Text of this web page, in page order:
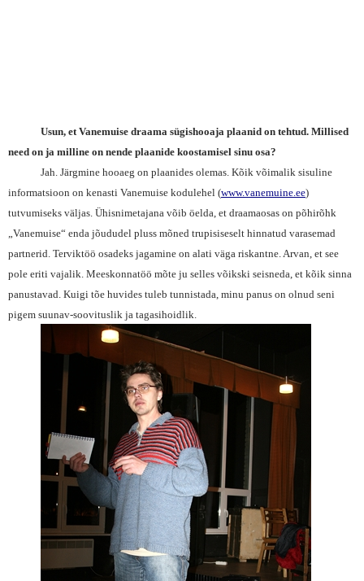
Usun, et Vanemuise draama sügishooaja plaanid on tehtud. Millised
need on ja milline on nende plaanide koostamisel sinu osa?
Jah. Järgmine hooaeg on plaanides olemas. Kõik võimalik sisuline
informatsioon on kenasti Vanemuise kodulehel (www.vanemuine.ee)
tutvumiseks väljas. Ühisnimetajana võib öelda, et draamaosas on põhirõhk
„Vanemuise“ enda jõududel pluss mõned trupisiseselt hinnatud varasemad
partnerid. Terviktöö osadeks jagamine on alati väga riskantne. Arvan, et see
pole eriti vajalik. Meeskonnatöö mõte ju selles võikski seisneda, et kõik sinna
panustavad. Kuigi tõe huvides tuleb tunnistada, minu panus on olnud seni
pigem suunav-soovituslik ja tagasihoidlik.